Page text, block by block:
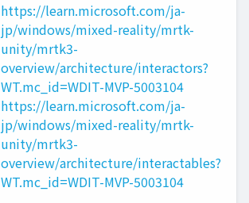
https://learn.microsoft.com/ja-
jp/windows/mixed-reality/mrtk-
unity/mrtk3-
overview/architecture/interactors?
WT.mc_id=WDIT-MVP-5003104
https://learn.microsoft.com/ja-
jp/windows/mixed-reality/mrtk-
unity/mrtk3-
overview/architecture/interactables?
WT.mc_id=WDIT-MVP-5003104